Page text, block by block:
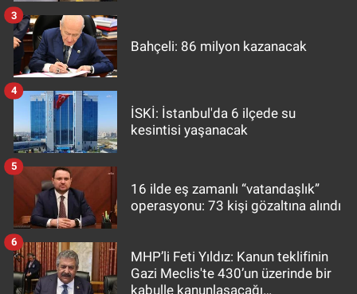
Bahçeli: 86 milyon kazanacak
3
İSKİ: İstanbul'da 6 ilçede su
kesintisi yaşanacak
4
16 ilde eş zamanlı “vatandaşlık”
operasyonu: 73 kişi gözaltına alındı
5
MHP’li Feti Yıldız: Kanun teklifinin
Gazi Meclis'te 430’un üzerinde bir
kabulle kanunlaşacağı
6